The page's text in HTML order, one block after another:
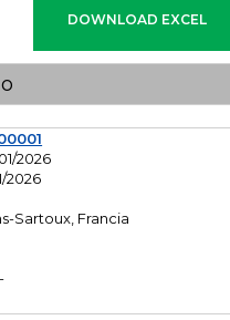
2026
2026
Sartoux, Francia
-